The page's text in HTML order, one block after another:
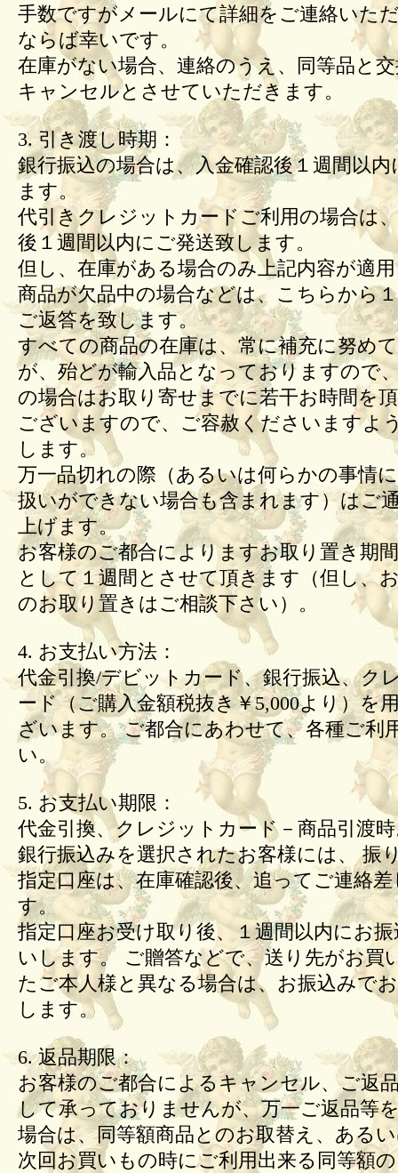
手数ですがメールにて詳細をご連絡いた
ならば幸いです。
在庫がない場合、連絡のうえ、同等品と
キャンセルとさせていただきます。
3. 引き渡し時期：
銀行振込の場合は、入金確認後１週間以内
ます。
代引きクレジットカードご利用の場合は
後１週間以内にご発送致します。
但し、在庫がある場合のみ上記内容が適
商品が欠品中の場合などは、こちらから
ご返答を致します。
すべての商品の在庫は、常に補充に努め
が、殆どが輸入品となっておりますので
の場合はお取り寄せまでに若干お時間を
ございますので、ご容赦くださいますよ
します。
万一品切れの際（あるいは何らかの事情
扱いができない場合も含まれます）はご
上げます。
お客様のご都合によりますお取り置き期
として１週間とさせて頂きます（但し、
のお取り置きはご相談下さい）。
4. お支払い方法：
代金引換/デビットカード、銀行振込、ク
ード（ご購入金額税抜き￥5,000より）を
ざいます。 ご都合にあわせて、各種ご利
い。
5. お支払い期限：
代金引換、クレジットカード－商品引渡
銀行振込みを選択されたお客様には、 振
指定口座は、在庫確認後、追ってご連絡
す。
指定口座お受け取り後、１週間以内にお
いします。 ご贈答などで、送り先がお買
たご本人様と異なる場合は、お振込みで
します。
6. 返品期限：
お客様のご都合によるキャンセル、ご返
して承っておりませんが、万一ご返品等
場合は、同等額商品とのお取替え、ある
次回お買いもの時にご利用出来る同等額